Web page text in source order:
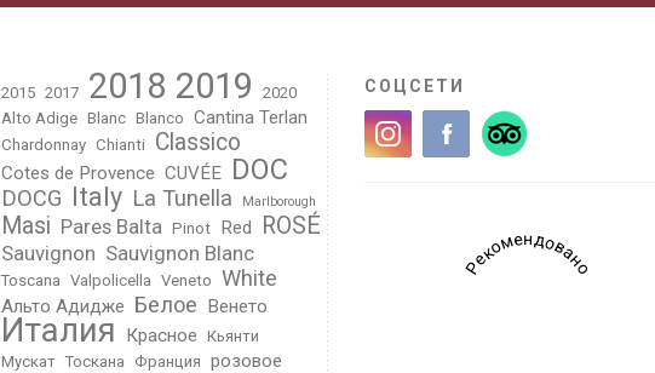
2015 2017 2018 2019
2020
Alto Adige Blanc Blanco Cantina Terlan
Chardonnay Chianti Classico
Cotes de Provence CUVÉE DOC
DOCG Italy La Tunella Marlborough
Masi Pares Balta Pinot Red ROSÉ
Sauvignon Sauvignon Blanc
Toscana Valpolicella Veneto White
Альто Адидже Белое Венето
Италия Красное Кьянти
Мускат Тоскана Франция розовое
СОЦСЕТИ
Рекомендовано